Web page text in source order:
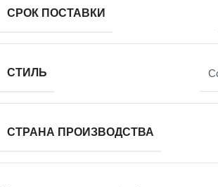
СРОК ПОСТАВКИ
СТИЛЬ
СТРАНА ПРОИЗВОДСТВА